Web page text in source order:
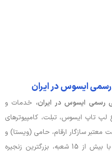
ایسوس در ایران
رسمی ایسوس در ایران، خدمات و
تاپ ایسوس، تبلت، کامپیوترهای
معتبر سازگار ارقام، حامی (ویستا) و
آواژنگ ارائه می دهد. ایسوس ایران با بیش از 15 شعبه، بزرگترین زنجیره